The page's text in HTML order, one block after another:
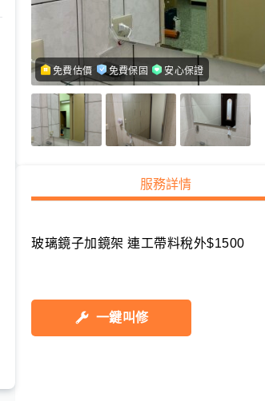
免費估價 免費保固 安心保證
服務詳情
玻璃鏡子加鏡架 連工帶料稅外$1500
一鍵叫修